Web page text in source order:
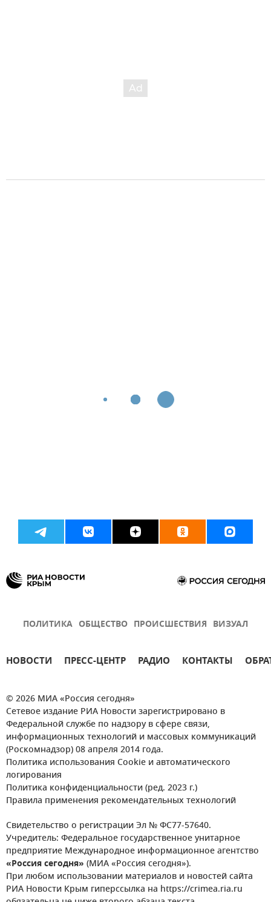
ПОЛИТИКА ОБЩЕСТВО ПРОИСШЕСТВИЯ ВИЗУАЛ
НОВОСТИ ПРЕСС-ЦЕНТР РАДИО КОНТАКТЫ
© 2026 МИА «Россия сегодня»
Сетевое издание РИА Новости зарегистрировано в
Федеральной службе по надзору в сфере связи,
информационных технологий и массовых коммуникаций
(Роскомнадзор) 08 апреля 2014 года.
Политика использования Cookie и автоматического
логирования
Политика конфиденциальности (ред. 2023 г.)
Правила применения рекомендательных технологий
Свидетельство о регистрации Эл № ФС77-57640.
Учредитель: Федеральное государственное унитарное
предприятие Международное информационное агентство
«Россия сегодня» (МИА «Россия сегодня»).
При любом использовании материалов и новостей сайта
РИА Новости Крым гиперссылка на https://crimea.ria.ru